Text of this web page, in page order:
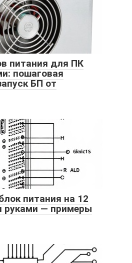
питания для ПК
пошаговая
БП от
питания на 12
руками — примеры